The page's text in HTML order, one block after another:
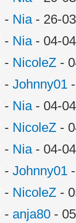
- Nia- 26-
- Nia- 04-
- NicoleZ -
- Johnny01
- Nia- 04-
- NicoleZ -
- Nia- 04-
- Johnny01
- NicoleZ -
- anja80 -